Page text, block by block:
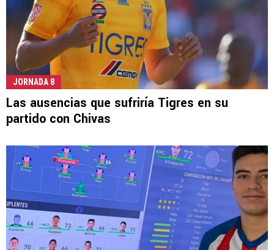
JORNADA 8
Las ausencias que sufriría Tigres en su
partido con Chivas